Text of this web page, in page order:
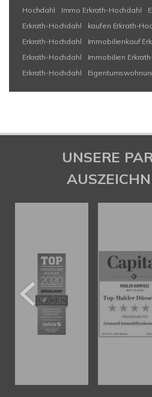
Hochdahl
Immo Erkrath-Hochdahl
Erkrath-Hochdahl
kaufen Erkrath-
Erkrath-Hochdahl
Immobilienkauf
Erkrath-Hochdahl
Immobilien
Erkrath-Hochdahl
UNSERE